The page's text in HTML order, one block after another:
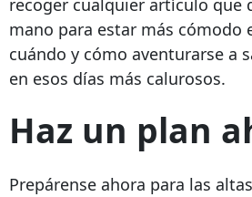
recoger cualquier artículo que
mano para estar más cómodo
cuándo y cómo aventurarse a
en esos días más calurosos.
Haz un plan
Prepárense ahora para las